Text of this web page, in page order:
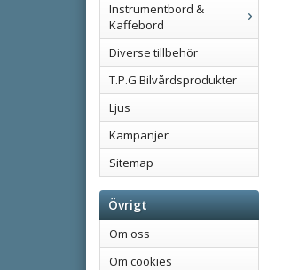
Instrumentbord &
Kaffebord
Diverse tillbehör
T.P.G Bilvårdsprodukter
Ljus
Kampanjer
Sitemap
Övrigt
Om oss
Om cookies